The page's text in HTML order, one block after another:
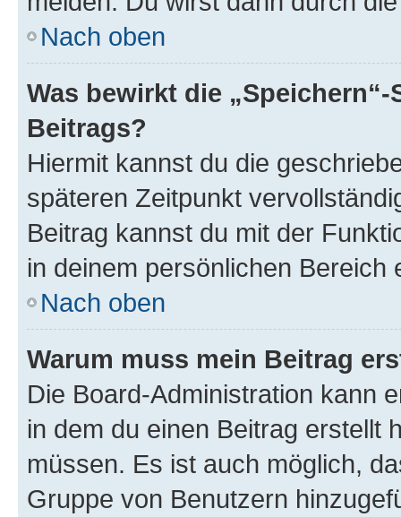
Nach oben
Was bewirkt die
Beitrags?
Hiermit kannst du die
späteren Zeitpunkt
Beitrag kannst du mit der
in deinem persönlichen Bereich
Nach oben
Warum muss mein Beitrag
Die Board-Administration kann
in dem du einen Beitrag erstellt
müssen. Es ist auch möglich,
Gruppe von Benutzern